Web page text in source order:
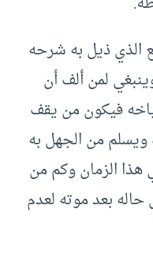
الذي ذيل به شرحه
لمن ألف أن
فيكون من يقف
ويسلم من الجهل به
هذا الزمان وكم من
بعد موته لعدم